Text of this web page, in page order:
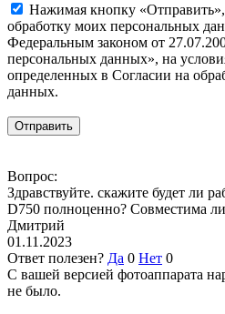
Нажимая кнопку «Отправить»,
обработку моих персональных
Федеральным законом от
персональных данных», на
определенных в Согласии на
данных.
Вопрос:
Здравствуйте. скажите будет ли
D750 полноценно? Совместима
Дмитрий
01.11.2023
Ответ полезен? Да 0 Нет 0
С вашей версией фотоаппарата
не было.